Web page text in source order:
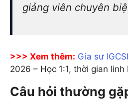
giảng viên chuyên
>>> Xem thêm: Gia sư
2026 – Học 1:1, thời gian linh
Câu hỏi thường